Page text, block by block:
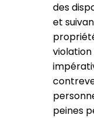
des
et
violation
peines